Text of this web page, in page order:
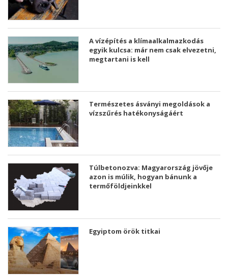
A vízépítés a klímaalkalmazkodás
egyik kulcsa: már nem csak elvezetni,
megtartani is kell
Természetes ásványi megoldások a
vízszűrés hatékonyságáért
Túlbetonozva: Magyarország jövője
azon is múlik, hogyan bánunk a
termőföldjeinkkel
Egyiptom örök titkai